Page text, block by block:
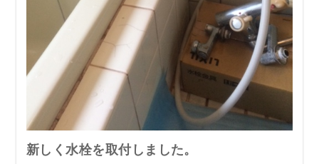
新しく水栓を取付しました。